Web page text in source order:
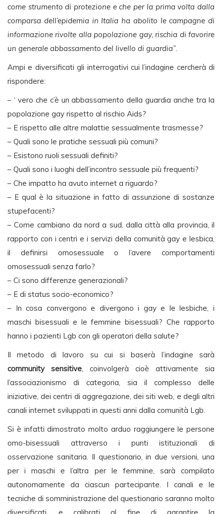
come strumento di protezione e che per la prima volta dalla
comparsa dell’epidemia in Italia ha abolito le campagne di
informazione rivolte alla popolazione gay, rischia di favorire
un generale abbassamento del livello di guardia”.
Ampi e diversificati gli interrogativi cui l’indagine cercherà di
rispondere:
– ‘ vero che c’è un abbassamento della guardia anche tra la
popolazione gay rispetto al rischio Aids?
– E rispetto alle altre malattie sessualmente trasmesse?
– Quali sono le pratiche sessuali più comuni?
– Esistono ruoli sessuali definiti?
– Quali sono i luoghi dell’incontro sessuale più frequenti?
– Che impatto ha avuto internet a riguardo?
– E qual è la situazione in fatto di assunzione di sostanze
stupefacenti?
– Come cambiano da nord a sud, dalla città alla provincia, il
rapporto con i centri e i servizi della comunità gay e lesbica,
il definirsi omosessuale o l’avere comportamenti
omosessuali senza farlo?
– Ci sono differenze generazionali?
– E di status socio-economico?
– In cosa convergono e divergono i gay e le lesbiche, i
maschi bisessuali e le femmine bisessuali? Che rapporto
hanno i pazienti Lgb con gli operatori della salute?
Il metodo di lavoro su cui si baserà l’indagine sarà
community sensitive, coinvolgerà cioè attivamente sia
l’associazionismo di categoria, sia il complesso delle
iniziative, dei centri di aggregazione, dei siti web, e degli altri
canali internet sviluppati in questi anni dalla comunità Lgb.
Si è infatti dimostrato molto arduo raggiungere le persone
omo-bisessuali attraverso i punti istituzionali di
osservazione sanitaria. Il questionario, in due versioni, una
per i maschi e l’altra per le femmine, sarà compilato
autonomamente da ciascun partecipante. I canali e le
tecniche di somministrazione del questionario saranno molto